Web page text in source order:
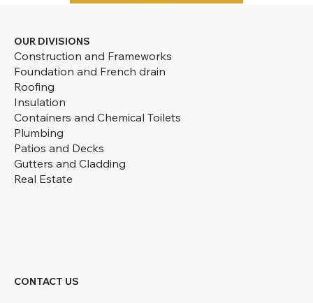
OUR DIVISIONS
Construction and Frameworks
Foundation and French drain
Roofing
Insulation
Containers and Chemical Toilets
Plumbing
Patios and Decks
Gutters and Cladding
Real Estate
CONTACT US